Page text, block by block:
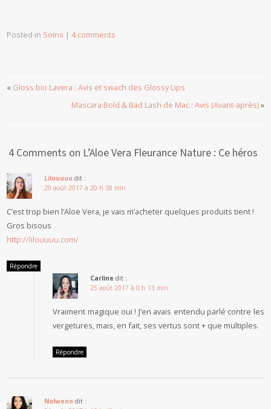
Posted in Soins |4 comments
« Gloss bio Lavera : Avis et swach des Glossy Lips
Mascara Bold & Bad Lash de Mac : Avis (Avant-après)»
4 Comments on L’Aloe Vera Fleurance Nature : Ce héros
Lilouuuu dit :
20 août 2017 à 20 h 38 min
C’est trop bien l’Aloe Vera, je vais m’acheter quelques produits tient !
Gros bisous
http://lilouuuu.com/
Répondre
Carline dit :
25 août 2017 à 0 h 13 min
Vraiment magique oui ! J’en avais entendu parlé contre les
vergetures, mais, en fait, ses vertus sont + que multiples.
Répondre
Nolwenn dit :